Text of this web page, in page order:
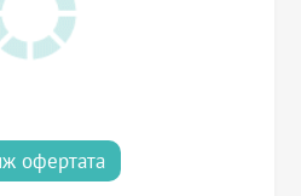
офертата